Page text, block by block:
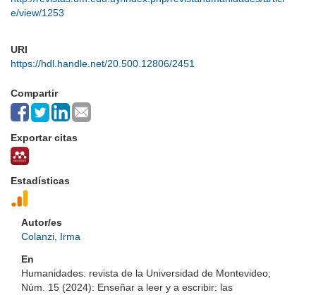
e/view/1253
URI
https://hdl.handle.net/20.500.12806/2451
Compartir
Exportar citas
Estadísticas
Autor/es
Colanzi, Irma
En
Humanidades: revista de la Universidad de Montevideo;
Núm. 15 (2024): Enseñar a leer y a escribir: las